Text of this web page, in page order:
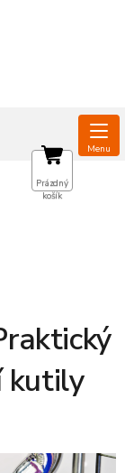
NÁKUPNÍ
KOŠÍK
Prázdný
košík
kutily